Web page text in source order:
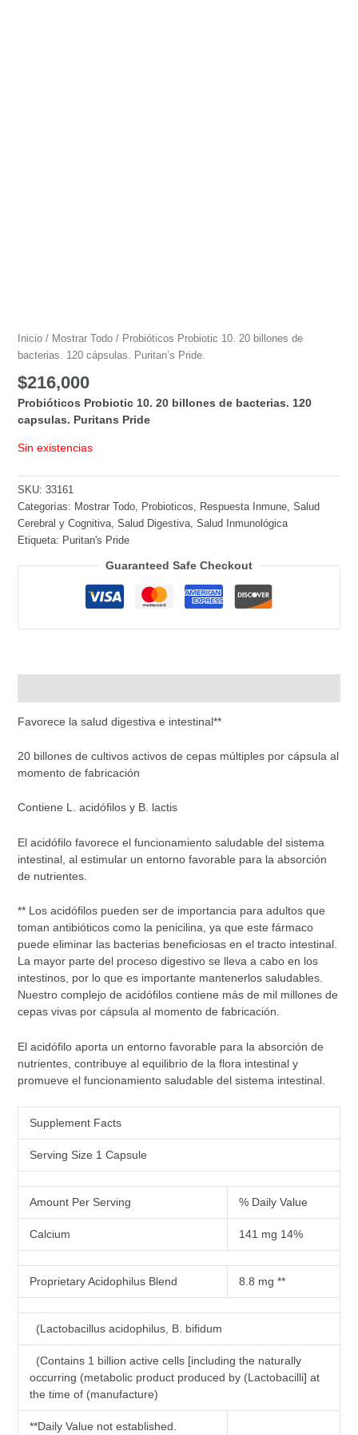
Inicio/ Mostrar Todo/ Probióticos Probiotic 10. 20 billones de
bacterias. 120 cápsulas. Puritan’s Pride.
$216,000
Probióticos Probiotic 10. 20 billones de bacterias. 120
capsulas. Puritans Pride
Sin existencias
SKU: 33161
Categorías: Mostrar Todo, Probioticos Respuesta Inmune, Salud
Cerebral y Cognitiva, Salud Digestiva, Salud Inmunológica
Etiqueta: Puritan's Pride
Guaranteed Safe Checkout
Favorece la salud digestiva e intestinal**
20 billones de cultivos activos de cepas múltiples por cápsula al
momento de fabricación
Contiene L. acidófilos y B. lactis
El acidófilo favorece el funcionamiento saludable del sistema
intestinal, al estimular un entorno favorable para la absorción
de nutrientes.
** Los acidófilos pueden ser de importancia para adultos que
toman antibióticos como la penicilina, ya que este fármaco
puede eliminar las bacterias beneficiosas en el tracto intestinal.
La mayor parte del proceso digestivo se lleva a cabo en los
intestinos, por lo que es importante mantenerlos saludables.
Nuestro complejo de acidófilos contiene más de mil millones de
cepas vivas por cápsula al momento de fabricación.
El acidófilo aporta un entorno favorable para la absorción de
nutrientes, contribuye al equilibrio de la flora intestinal y
promueve el funcionamiento saludable del sistema intestinal.
Supplement Facts
Serving Size 1 Capsule
Amount Per Serving % Daily Value
Calcium 141 mg 14%
Proprietary Acidophilus Blend 8.8 mg **
(Lactobacillus acidophilus, B. bifidum
(Contains 1 billion active cells [including the naturally
occurring (metabolic product produced by (Lactobacilli] at
the time of (manufacture)
**Daily Value not established.